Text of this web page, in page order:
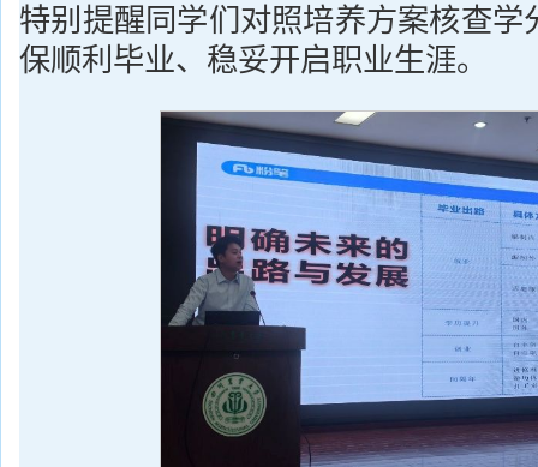
特别提醒同学们对照培养方案核查学
保顺利毕业、稳妥开启职业生涯。